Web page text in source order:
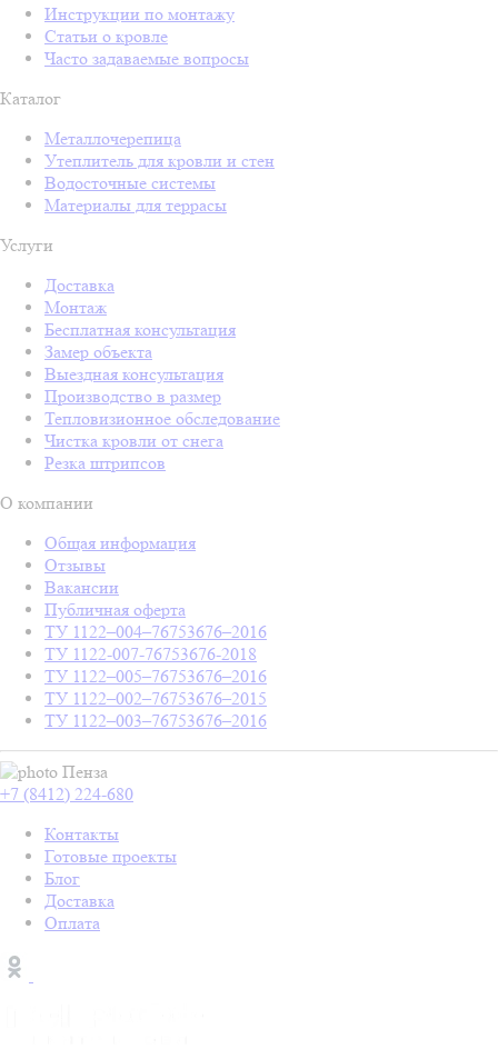
Инструкции по монтажу
Статьи о кровле
Часто задаваемые вопросы
Каталог
Металлочерепица
Утеплитель для кровли и стен
Водосточные системы
Материалы для террасы
Услуги
Доставка
Монтаж
Бесплатная консультация
Замер объекта
Выездная консультация
Производство в размер
Тепловизионное обследование
Чистка кровли от снега
Резка штрипсов
О компании
Общая информация
Отзывы
Вакансии
Публичная оферта
ТУ 1122–004–76753676–2016
ТУ 1122-007-76753676-2018
ТУ 1122–005–76753676–2016
ТУ 1122–002–76753676–2015
ТУ 1122–003–76753676–2016
Пенза
+7 (8412) 224-680
Контакты
Готовые проекты
Блог
Доставка
Оплата